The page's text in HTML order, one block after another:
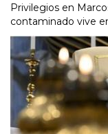
Privilegios en
contaminado vive